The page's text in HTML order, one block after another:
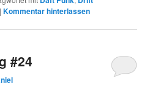
|Kommentar hinterlassen
#24